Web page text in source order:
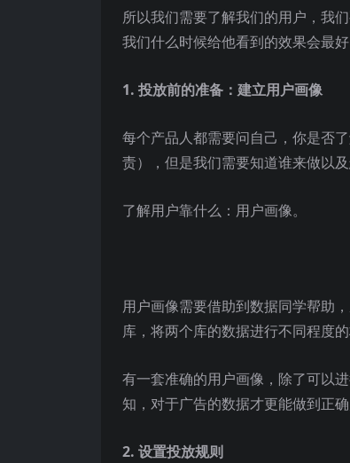
所以我们需要了解我们的用户，我
我们什么时候给他看到的效果会最好
1. 投放前的准备：建立用户画像
每个产品人都需要问自己，你是否
责），但是我们需要知道谁来做以及
了解用户靠什么：用户画像。
用户画像需要借助到数据同学帮助
库，将两个库的数据进行不同程度
有一套准确的用户画像，除了可以
知，对于广告的数据才更能做到正确
2. 设置投放规则